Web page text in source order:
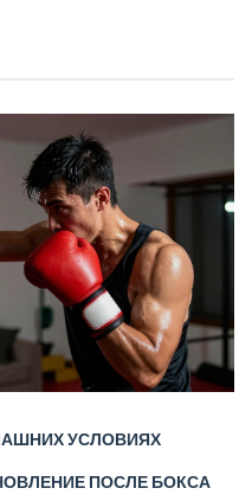
УСЛОВИЯХ
ПОСЛЕ БОКСА